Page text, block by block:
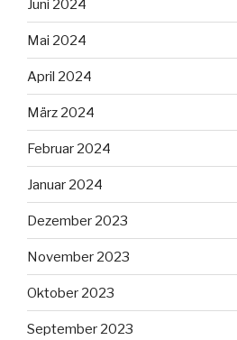
Juni 2024
Mai 2024
April 2024
März 2024
Februar 2024
Januar 2024
Dezember 2023
November 2023
Oktober 2023
September 2023